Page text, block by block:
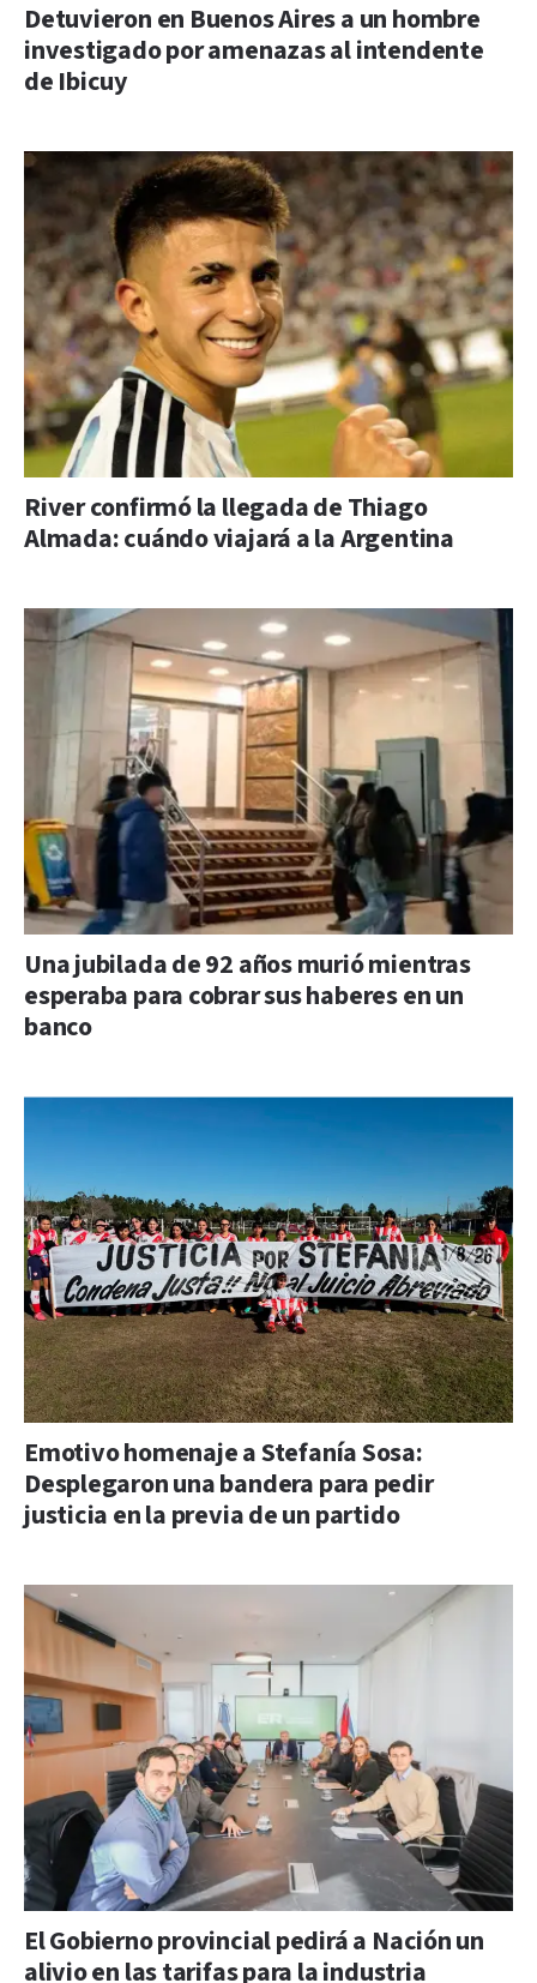
Detuvieron en Buenos Aires a un hombre
investigado por amenazas al intendente
de Ibicuy
River confirmó la llegada de Thiago
Almada: cuándo viajará a la Argentina
Una jubilada de 92 años murió mientras
esperaba para cobrar sus haberes en un
banco
Emotivo homenaje a Stefanía Sosa:
Desplegaron una bandera para pedir
justicia en la previa de un partido
El Gobierno provincial pedirá a Nación un
alivio en las tarifas para la industria